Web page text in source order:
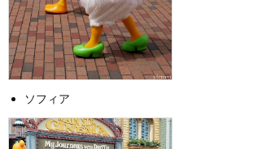
ソフィア